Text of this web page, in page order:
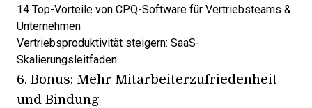
14 Top-Vorteile von CPQ-Software für Vertriebsteams &
Unternehmen
Vertriebsproduktivität steigern: SaaS-
Skalierungsleitfaden
6. Bonus: Mehr Mitarbeiterzufriedenheit
und Bindung